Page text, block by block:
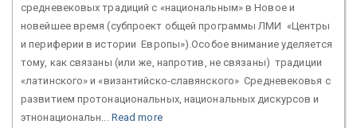
средневековых традиций с «национальным» в Новое и
новейшее время (субпроект общей программы ЛМИ «Центры
и периферии в истории Европы»).Особое внимание уделяется
тому, как связаны (или же, напротив, не связаны) традиции
«латинского» и «византийско-славянского» Cредневековья с
развитием протонациональных, национальных дискурсов и
этнонациональн... Read more